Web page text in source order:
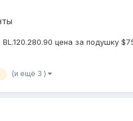
цена за подушку
(и ещё 3 )